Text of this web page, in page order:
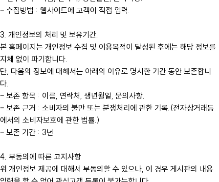
– 수집방법 : 웹사이트에 고객이 직접 입력.
3. 개인정보의 처리 및 보유기간.
본 홈페이지는 개인정보 수집 및 이용목적이 달성된 후에는 해당 정보를
지체 없이 파기합니다.
단, 다음의 정보에 대해서는 아래의 이유로 명시한 기간 동안 보존합니
다.
– 보존 항목 : 이름, 연락처, 생년월일, 문의사항.
– 보존 근거 : 소비자의 불만 또는 분쟁처리에 관한 기록.(전자상거래등
에서의 소비자보호에 관한 법률.)
– 보존 기간 : 3년
4. 부동의에 따른 고지사항
위 개인정보 제공에 대해서 부동의할 수 있으나, 이 경우 게시판의 내용